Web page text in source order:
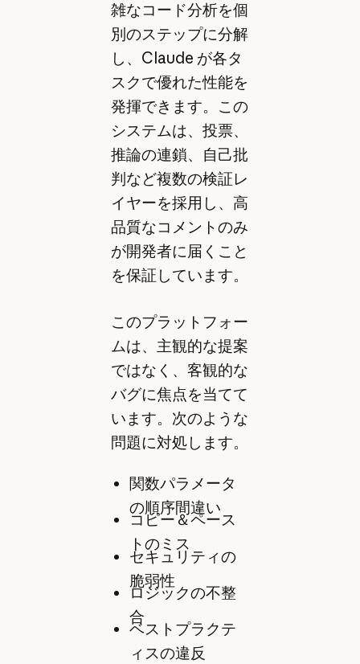
雑なコード分析を個
別のステップに分解
し、Claude が各タ
スクで優れた性能を
発揮できます。この
システムは、投票、
推論の連鎖、自己批
判など複数の検証レ
イヤーを採用し、高
品質なコメントのみ
が開発者に届くこと
を保証しています。
このプラットフォー
ムは、主観的な提案
ではなく、客観的な
バグに焦点を当てて
います。次のような
問題に対処します。
関数パラメータ
の順序間違い
コピー＆ペース
トのミス
セキュリティの
脆弱性
ロジックの不整
合
ベストプラクテ
ィスの違反